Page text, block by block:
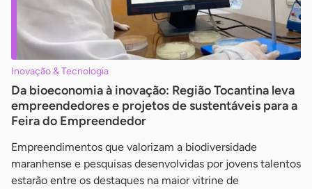
Inovação & Tecnologia
Da bioeconomia à inovação: Região Tocantina leva
empreendedores e projetos de sustentáveis para a
Feira do Empreendedor
Empreendimentos que valorizam a biodiversidade
maranhense e pesquisas desenvolvidas por jovens talentos
estarão entre os destaques na maior vitrine de